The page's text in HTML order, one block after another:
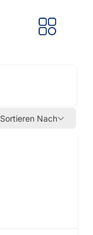
Sortieren Nach